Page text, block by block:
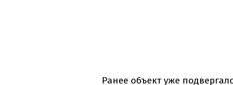
Ранее объект уже